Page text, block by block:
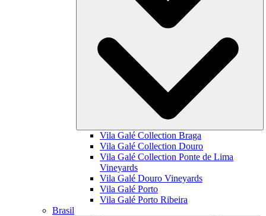
Vila Galé Collection Braga
Vila Galé Collection Douro
Vila Galé Collection Ponte de Lima
Vineyards
Vila Galé Douro Vineyards
Vila Galé Porto
Vila Galé Porto Ribeira
Brasil